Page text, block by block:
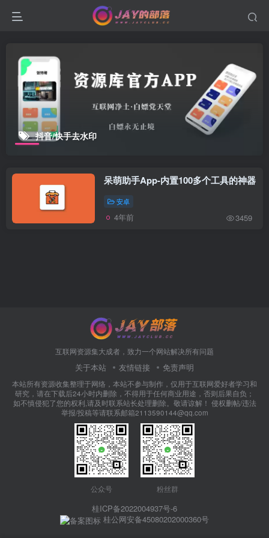
抖音/快手去水印
呆萌助手App-内置100多个工具的神器
安卓
4年前 3459
互联网资源集大成者，致力一个网站解决所有问题
关于本站 友情链接 免责声明
本站所有资源收集整理于网络，本站不参与制作，仅用于互联网爱好者学习和
研究，请在下载后24小时内删除，不得用于任何商业用途，否则后果自负；
如不慎侵犯了您的权利,请及时联系站长处理删除。敬请谅解！ 侵权删帖/违法
举报/投稿等请联系邮箱2113590144@qq.com
公众号 粉丝群
桂ICP备2022004937号-6
桂公网安备45080202000360号